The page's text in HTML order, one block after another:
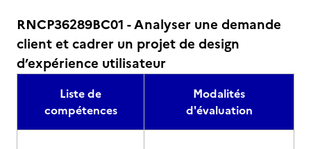
RNCP36289BC01 - Analyser une demande
client et cadrer un projet de design
d’expérience utilisateur
Liste de
compétences
Modalités
d'évaluation